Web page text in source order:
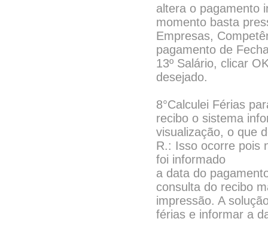
altera o pagamento
momento basta
Empresas,
pagamento de
13º Salário, clicar
desejado.
8°Calculei Férias
recibo o sistema
visualização, o que
R.: Isso ocorre pois
foi informado
a data do
consulta do recibo
impressão. A
férias e informar a